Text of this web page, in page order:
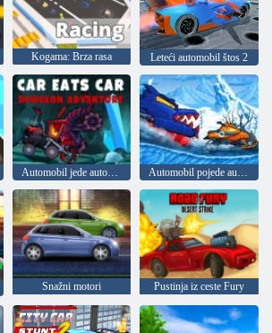
Kogama: Brza rasa Leteći automobil štos 2
Automobil jede automobil 5 Automobil pojede automobil: Zimske avanture
Snažni motori Pustinja iz ceste Fury